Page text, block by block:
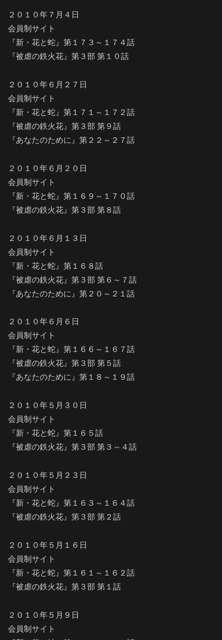
２０１０年７月４日
会員制サイト
『新・花と蛇』第１７３～１７４話
『被虐の鉄火花』第３部 第１０話
２０１０年６月２７日
会員制サイト
『新・花と蛇』第１７１～１７２話
『被虐の鉄火花』第３部 第９話
『あなたのために』第２２～２７話
２０１０年６月２０日
会員制サイト
『新・花と蛇』第１６９～１７０話
『被虐の鉄火花』第３部 第８話
２０１０年６月１３日
会員制サイト
『新・花と蛇』第１６８話
『被虐の鉄火花』第３部 第６～７話
『あなたのために』第２０～２１話
２０１０年６月６日
会員制サイト
『新・花と蛇』第１６６～１６７話
『被虐の鉄火花』第３部 第５話
『あなたのために』第１８～１９話
２０１０年５月３０日
会員制サイト
『新・花と蛇』第１６５話
『被虐の鉄火花』第３部 第３～４話
２０１０年５月２３日
会員制サイト
『新・花と蛇』第１６３～１６４話
『被虐の鉄火花』第３部 第２話
２０１０年５月１６日
会員制サイト
『新・花と蛇』第１６１～１６２話
『被虐の鉄火花』第３部 第１話
２０１０年５月９日
会員制サイト